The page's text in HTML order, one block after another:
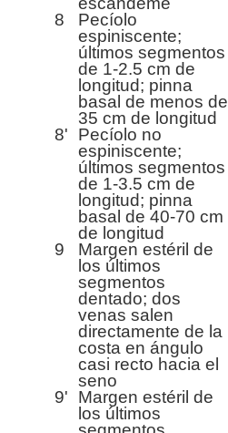
8
Pecíolo
espiniscente;
últimos segmentos
de 1-2.5 cm de
longitud; pinna
basal de menos de
35 cm de longitud
8'
Pecíolo no
espiniscente;
últimos segmentos
de 1-3.5 cm de
longitud; pinna
basal de 40-70 cm
de longitud
9
Margen estéril de
los últimos
segmentos
dentado; dos
venas salen
directamente de la
costa en ángulo
casi recto hacia el
seno
9'
Margen estéril de
los últimos